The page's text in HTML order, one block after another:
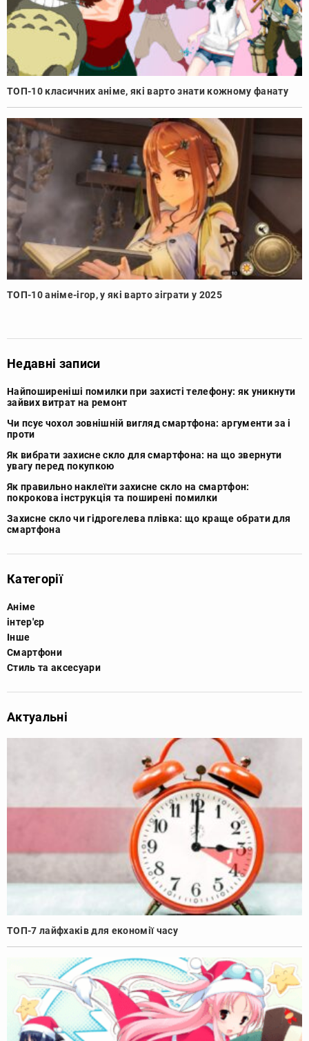
ТОП-10 класичних аніме, які варто знати кожному фанату
ТОП-10 аніме-ігор, у які варто зіграти у 2025
Недавні записи
Найпоширеніші помилки при захисті телефону: як уникнути
зайвих витрат на ремонт
Чи псує чохол зовнішній вигляд смартфона: аргументи за і
проти
Як вибрати захисне скло для смартфона: на що звернути
увагу перед покупкою
Як правильно наклеїти захисне скло на смартфон:
покрокова інструкція та поширені помилки
Захисне скло чи гідрогелева плівка: що краще обрати для
смартфона
Категорії
Аніме
інтер'єр
Інше
Смартфони
Стиль та аксесуари
Актуальні
ТОП-7 лайфхаків для економії часу